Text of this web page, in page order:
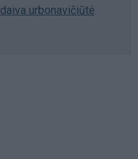
daiva urbonavičiūtė